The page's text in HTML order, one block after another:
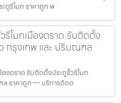
ตูรีโมท ราคาถูก พ
รีโมทเมืองตราด รับติดตั้ง
กรุงเทพ และ ปริมณฑล
งตราด รับติดตั้งประตูรั้วรีโมท
ล ราคาถูก — บริการติดต